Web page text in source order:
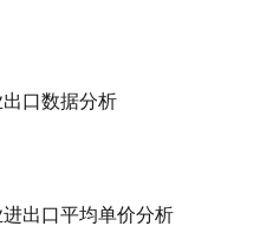
口数据分析
出口平均单价分析